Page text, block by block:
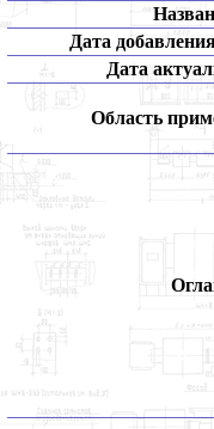
Дата
Дата
Область